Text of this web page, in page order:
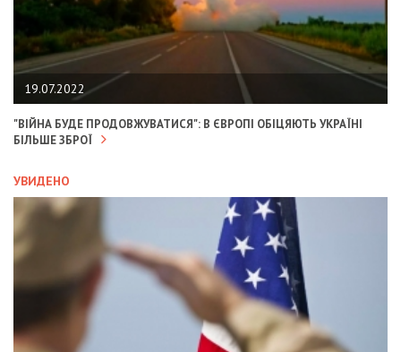
19.07.2022
"ВІЙНА БУДЕ ПРОДОВЖУВАТИСЯ": В ЄВРОПІ ОБІЦЯЮТЬ УКРАЇНІ
БІЛЬШЕ ЗБРОЇ
УВИДЕНО